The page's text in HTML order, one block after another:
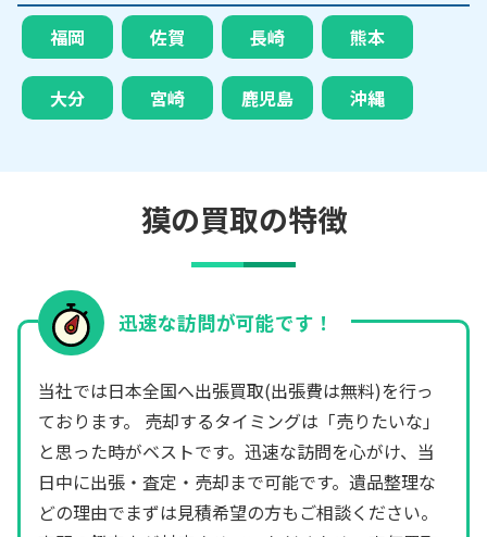
福岡 佐賀 長崎 熊本
大分 宮崎 鹿児島 沖縄
獏の買取の特徴
迅速な訪問が可能です！
当社では日本全国へ出張買取(出張費は無料)を行っ
ております。 売却するタイミングは「売りたいな」
と思った時がベストです。迅速な訪問を心がけ、当
日中に出張・査定・売却まで可能です。遺品整理な
どの理由でまずは見積希望の方もご相談ください。